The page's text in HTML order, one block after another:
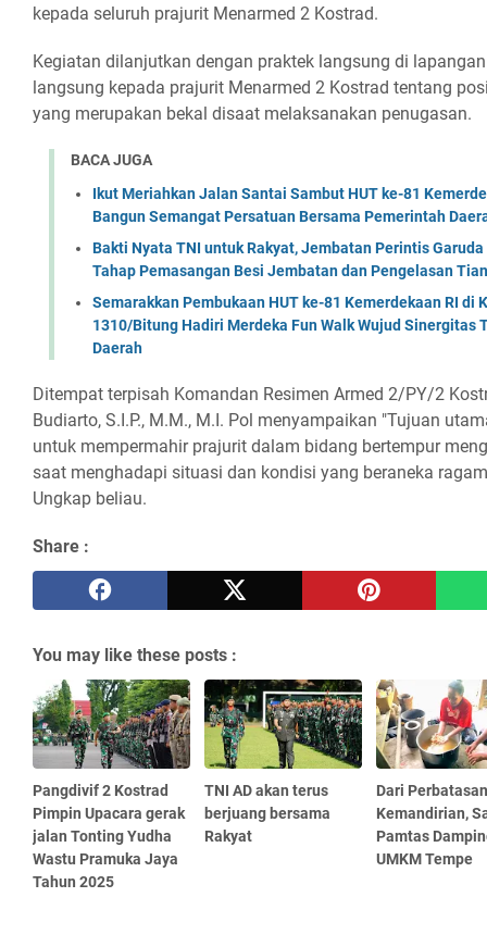
kepada seluruh prajurit Menarmed 2 Kostrad.
Kegiatan dilanjutkan dengan praktek langsung di
langsung kepada prajurit Menarmed 2 Kostrad tentang
yang merupakan bekal disaat melaksanakan penugasan.
BACA JUGA
Ikut Meriahkan Jalan Santai Sambut HUT ke-81
Bangun Semangat Persatuan Bersama Pemerintah
Bakti Nyata TNI untuk Rakyat, Jembatan Perintis
Tahap Pemasangan Besi Jembatan dan Pengelasan
Semarakkan Pembukaan HUT ke-81 Kemerdekaan RI di
1310/Bitung Hadiri Merdeka Fun Walk Wujud Sinergitas
Daerah
Ditempat terpisah Komandan Resimen Armed 2/PY/2
Budiarto, S.I.P., M.M., M.I. Pol menyampaikan "Tujuan
untuk mempermahir prajurit dalam bidang bertempur
saat menghadapi situasi dan kondisi yang beraneka
Ungkap beliau.
Share :
You may like these posts :
Pangdivif 2 Kostrad
Pimpin Upacara gerak
jalan Tonting Yudha
Wastu Pramuka Jaya
Tahun 2025
TNI AD akan terus
berjuang bersama
Rakyat
Dari
Kemandirian,
Pamtas
UMKM Tempe